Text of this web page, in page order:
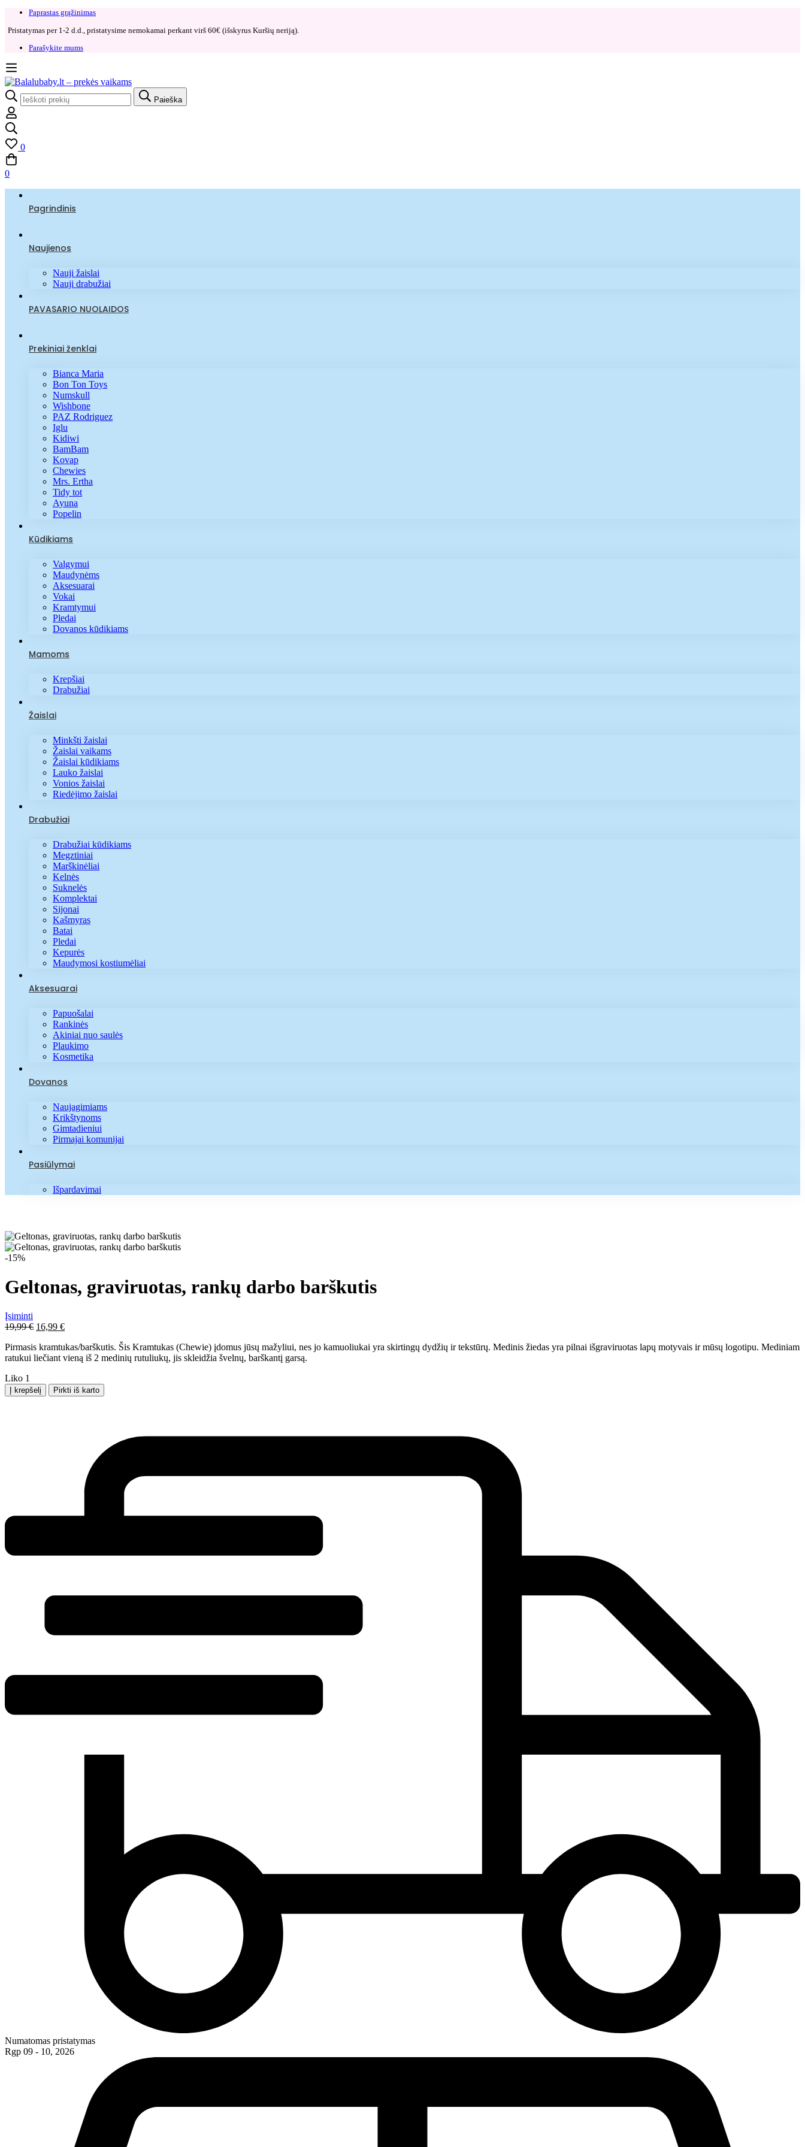
Paprastas grąžinimas​
Pristatymas per 1-2 d.d., pristatysime nemokamai perkant virš 60€ (išskyrus Kuršių neriją).
Parašykite mums
Search
for:
Paieška
0
0
Pagrindinis
Naujienos
Nauji žaislai
Nauji drabužiai
PAVASARIO NUOLAIDOS
Prekiniai ženklai
Bianca Maria
Bon Ton Toys
Numskull
Wishbone
PAZ Rodriguez
Iglu
Kidiwi
BamBam
Kovap
Chewies
Mrs. Ertha
Tidy tot
Ayuna
Popelin
Kūdikiams
Valgymui
Maudynėms
Aksesuarai
Vokai
Kramtymui
Pledai
Dovanos kūdikiams
Mamoms
Krepšiai
Drabužiai
Žaislai
Minkšti žaislai
Žaislai vaikams
Žaislai kūdikiams
Lauko žaislai
Vonios žaislai
Riedėjimo žaislai
Drabužiai
Drabužiai kūdikiams
Megztiniai
Marškinėliai
Kelnės
Suknelės
Komplektai
Sijonai
Kašmyras
Batai
Pledai
Kepurės
Maudymosi kostiumėliai
Aksesuarai
Papuošalai
Rankinės
Akiniai nuo saulės
Plaukimo
Kosmetika
Dovanos
Naujagimiams
Krikštynoms
Gimtadieniui
Pirmajai komunijai
Pasiūlymai
Išpardavimai
-15%
Geltonas, graviruotas, rankų darbo barškutis
Įsiminti
19,99€ Pradinė
buvo:
19,99 €.
16,99 €Dabartinė
yra:
16,99 €.
Pirmasis kramtukas/barškutis. Šis Kramtukas (Chewie) įdomus jūsų mažyliui, nes jo kamuoliukai yra skirtingų dydžių ir tekstūrų. Medinis žiedas yra pilnai išgraviruotas lapų motyvais ir mūsų logotipu. Mediniam
ratukui liečiant vieną iš 2 medinių rutuliukų, jis skleidžia švelnų, barškantį garsą.
Liko 1
Kiekis
Į krepšelį Pirkti iš karto
Numatomas pristatymas
Rgp 09 - 10, 2026